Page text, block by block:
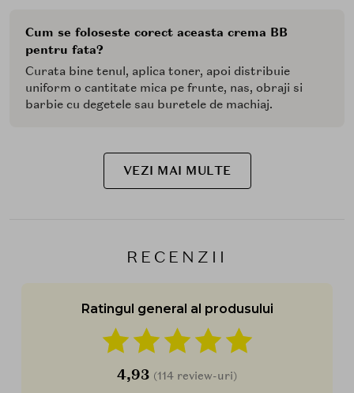
Cum se foloseste corect aceasta crema BB
pentru fata?
Curata bine tenul, aplica toner, apoi distribuie
uniform o cantitate mica pe frunte, nas, obraji si
barbie cu degetele sau buretele de machiaj.
VEZI MAI MULTE
RECENZII
Ratingul general al produsului
4,93 (114 review-uri)